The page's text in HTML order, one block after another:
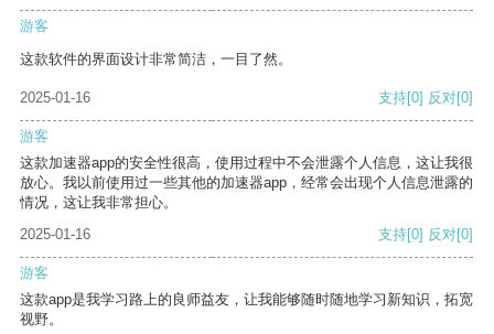
游客
这款软件的界面设计非常简洁，一目了然。
2025-01-16 支持[0] 反对[0]
游客
这款加速器app的安全性很高，使用过程中不会泄露个人信息，这让我很
放心。我以前使用过一些其他的加速器app，经常会出现个人信息泄露的
情况，这让我非常担心。
2025-01-16
支持[0] 反对[0]
游客
这款app是我学习路上的良师益友，让我能够随时随地学习新知识，拓宽
视野。